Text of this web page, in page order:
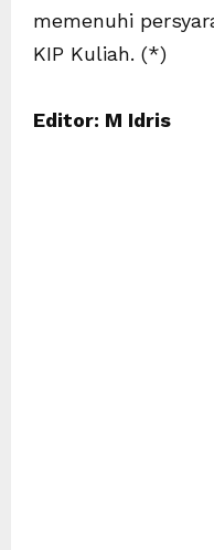
memenuhi
KIP Kuliah. (*)
Editor: M Idris